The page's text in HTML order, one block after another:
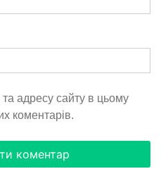
адресу сайту в цьому
коментарів.